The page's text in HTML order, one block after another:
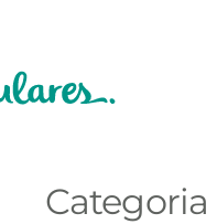
Categoria